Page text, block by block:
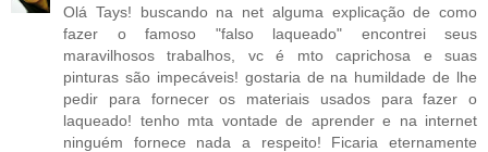
Olá Tays! buscando na net alguma explicação de como
fazer o famoso "falso laqueado" encontrei seus
maravilhosos trabalhos, vc é mto caprichosa e suas
pinturas são impecáveis! gostaria de na humildade de lhe
pedir para fornecer os materiais usados para fazer o
laqueado! tenho mta vontade de aprender e na internet
ninguém fornece nada a respeito! Ficaria eternamente